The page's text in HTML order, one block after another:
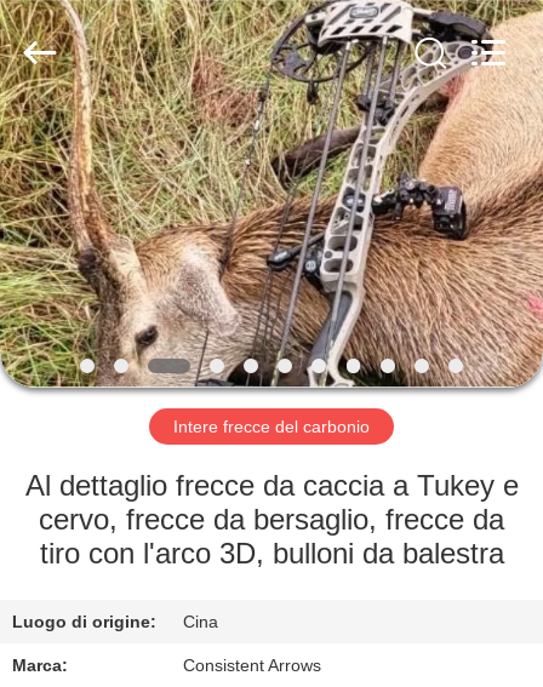
CASA
PRODOTTI
CIRCA
NOI
GIRO
FABBRICA
CONTROLLO
QUALITÀ
-
2026
Consistent
Arrows.
All
Rights
Reserved.
Intere frecce del carbonio
Al dettaglio frecce da caccia a Tukey e
cervo, frecce da bersaglio, frecce da
tiro con l'arco 3D, bulloni da balestra
Luogo di origine: Cina
Marca: Consistent Arrows